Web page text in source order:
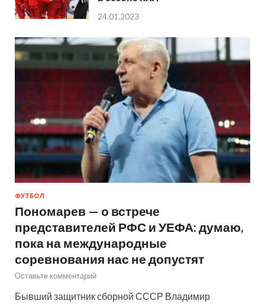
24.01.2023
ФУТБОЛ
Пономарев — о встрече
представителей РФС и УЕФА: думаю,
пока на международные
соревнования нас не допустят
Оставьте комментарий
Бывший защитник сборной СССР Владимир